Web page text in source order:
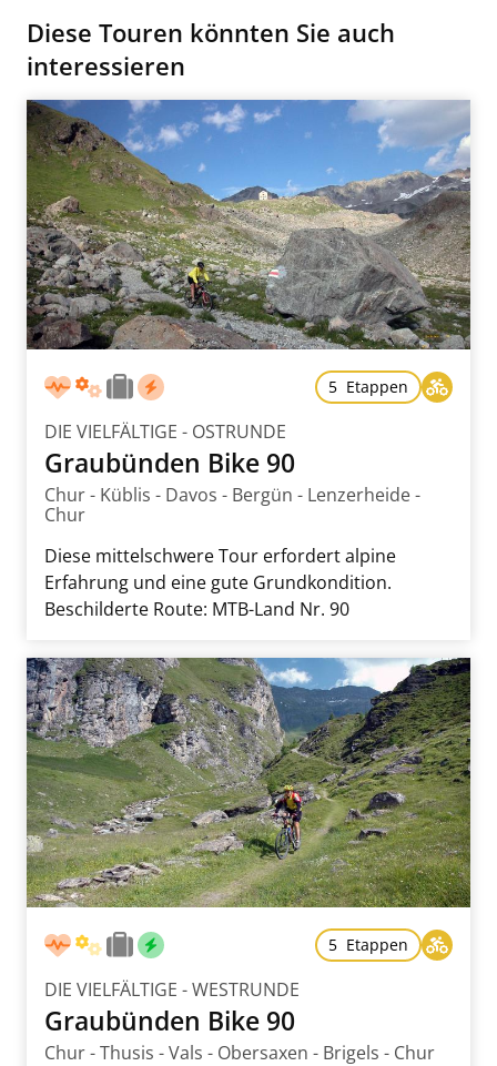
Diese Touren könnten Sie auch
interessieren
5 Etappen
DIE VIELFÄLTIGE - OSTRUNDE
Graubünden Bike 90
Chur - Küblis - Davos - Bergün - Lenzerheide -
Chur
Diese mittelschwere Tour erfordert alpine
Erfahrung und eine gute Grundkondition.
Beschilderte Route: MTB-Land Nr. 90
5 Etappen
DIE VIELFÄLTIGE - WESTRUNDE
Graubünden Bike 90
Chur - Thusis - Vals - Obersaxen - Brigels - Chur